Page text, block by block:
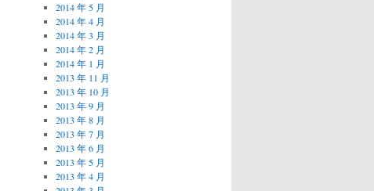
2014 年 5 月
2014 年 4 月
2014 年 3 月
2014 年 2 月
2014 年 1 月
2013 年 11 月
2013 年 10 月
2013 年 9 月
2013 年 8 月
2013 年 7 月
2013 年 6 月
2013 年 5 月
2013 年 4 月